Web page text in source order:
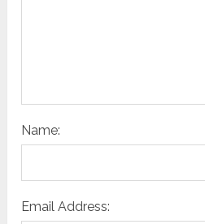
Name:
Email Address: